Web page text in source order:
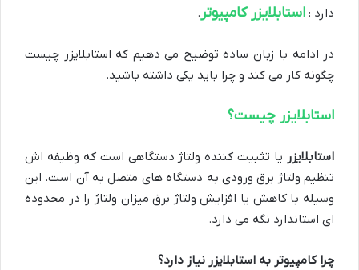
دارد : استابلایزر کامپیوتر .
در ادامه با زبان ساده توضیح می دهیم که استابلایزر چیست
چگونه کار می کند و چرا باید یکی داشته باشید.
استابلایزر چیست؟
استابلایزر یا تثبیت کننده ولتاژ دستگاهی است که وظیفه اش
تنظیم ولتاژ برق ورودی به دستگاه های متصل به آن است. این
وسیله با کاهش یا افزایش ولتاژ برق میزان ولتاژ را در محدوده
ای استاندارد نگه می دارد.
چرا کامپیوتر به استابلایزر نیاز دارد؟